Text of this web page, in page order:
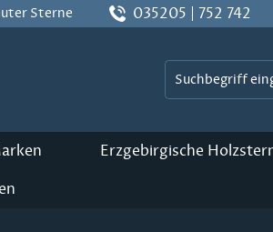
Sterne 035205 | 752 742
Erzgebirgische